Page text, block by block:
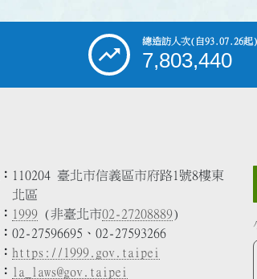
總造訪人次(自93.07.26起)
7,803,440
110204 臺北市信義區市府路1號8樓東
北區
1999 (非臺北市02-27208889)
02-27596695、02-27593266
https://1999.gov.taipei
la_laws@gov.taipei